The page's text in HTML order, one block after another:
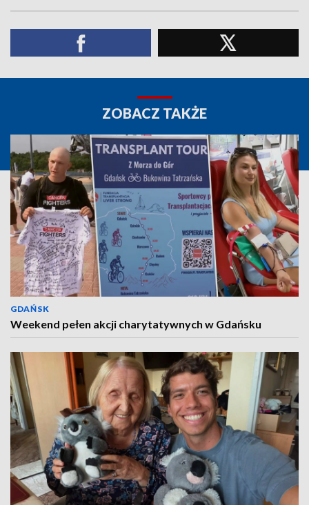
ZOBACZ TAKŻE
GDAŃSK
Weekend pełen akcji charytatywnych w Gdańsku